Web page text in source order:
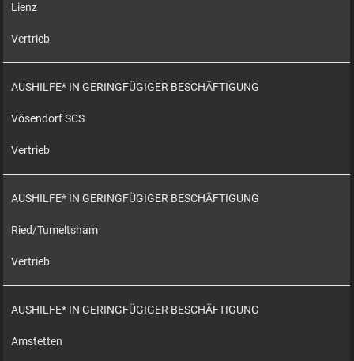
Lienz
Vertrieb
AUSHILFE* IN GERINGFÜGIGER BESCHÄFTIGUNG
Vösendorf SCS
Vertrieb
AUSHILFE* IN GERINGFÜGIGER BESCHÄFTIGUNG
Ried/Tumeltsham
Vertrieb
AUSHILFE* IN GERINGFÜGIGER BESCHÄFTIGUNG
Amstetten